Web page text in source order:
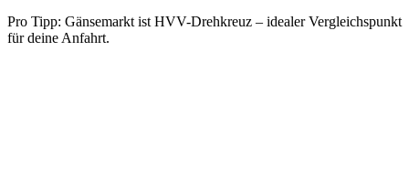
Pro Tipp: Gänsemarkt ist HVV-Drehkreuz – idealer Vergleichspunkt
für deine Anfahrt.